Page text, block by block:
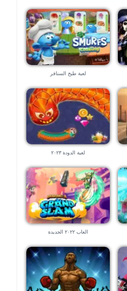
لعبة طبخ السنافر
لعبة الدودة ٢٠٢٣
العاب ٢٠٢٢ الجديدة